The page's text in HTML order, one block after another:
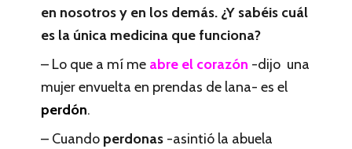
en nosotros y en los demás. ¿Y sabéis cuál
es la única medicina que funciona?
– Lo que a mí me abre el corazón -dijo una
mujer envuelta en prendas de lana- es el
perdón.
– Cuando perdonas -asintió la abuela